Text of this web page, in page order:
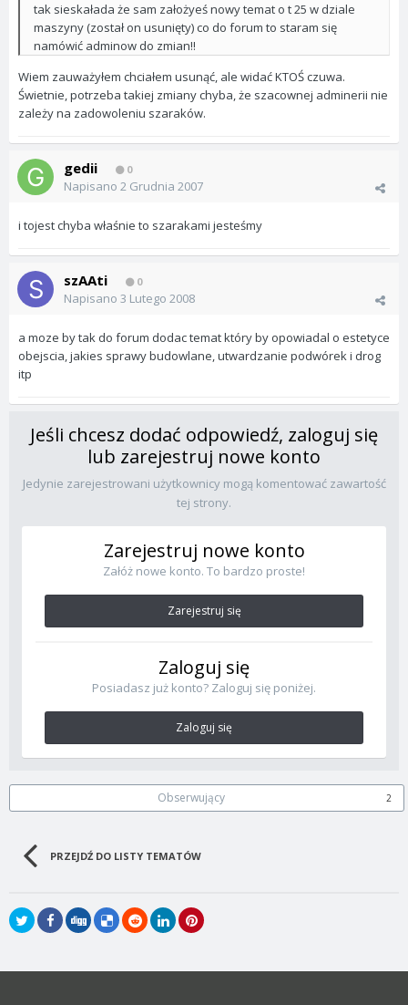
tak sieskałada że sam założyeś nowy temat o t 25 w dziale
maszyny (został on usunięty) co do forum to staram się
namówić adminow do zmian!!
Wiem zauważyłem chciałem usunąć, ale widać KTOŚ czuwa.
Świetnie, potrzeba takiej zmiany chyba, że szacownej adminerii nie
zależy na zadowoleniu szaraków.
gedii 0
Napisano 2 Grudnia 2007
i tojest chyba właśnie to szarakami jesteśmy
szAAti 0
Napisano 3 Lutego 2008
a moze by tak do forum dodac temat który by opowiadal o estetyce
obejscia, jakies sprawy budowlane, utwardzanie podwórek i drog
itp
Jeśli chcesz dodać odpowiedź, zaloguj się
lub zarejestruj nowe konto
Jedynie zarejestrowani użytkownicy mogą komentować zawartość
tej strony.
Zarejestruj nowe konto
Załóż nowe konto. To bardzo proste!
Zarejestruj się
Zaloguj się
Posiadasz już konto? Zaloguj się poniżej.
Zaloguj się
Obserwujący 2
PRZEJDŹ DO LISTY TEMATÓW